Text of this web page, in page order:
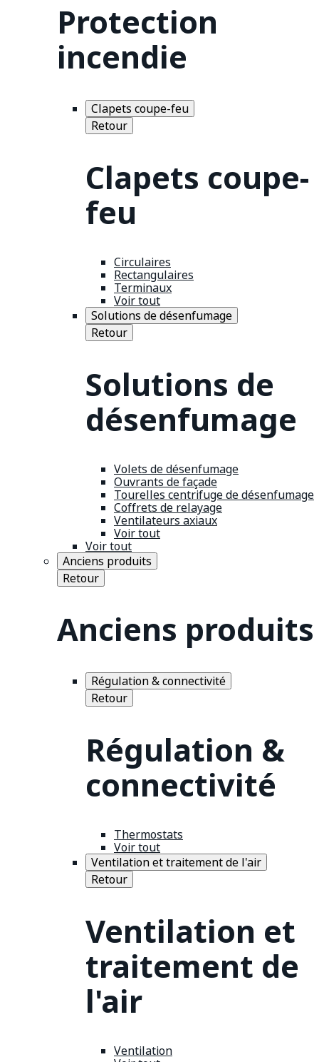
Protection
incendie
Clapets coupe-feu
Retour
Clapets coupe-
feu
Circulaires
Rectangulaires
Terminaux
Voir tout
Solutions de désenfumage
Retour
Solutions de
désenfumage
Volets de désenfumage
Ouvrants de façade
Tourelles centrifuge de désenfumage
Coffrets de relayage
Ventilateurs axiaux
Voir tout
Voir tout
Anciens produits
Retour
Anciens produits
Régulation & connectivité
Retour
Régulation &
connectivité
Thermostats
Voir tout
Ventilation et traitement de l'air
Retour
Ventilation et
traitement de
l'air
Ventilation